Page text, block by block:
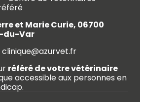
et Marie Curie, 06700
du-Var
clinique@azurvet.fr
référé de votre vétérinaire
accessible aux personnes en